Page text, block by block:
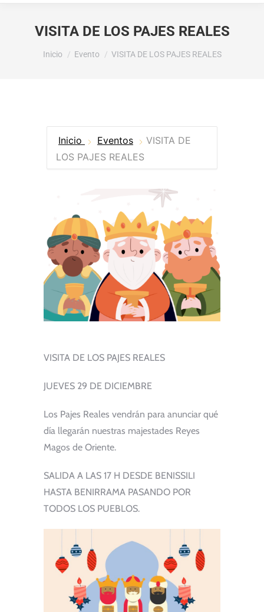
VISITA DE LOS PAJES REALES
Estás aquí:
Inicio Evento VISITA DE LOS PAJES REALES
Inicio Eventos
VISITA DE
LOS PAJES REALES
VISITA DE LOS PAJES REALES
JUEVES 29 DE DICIEMBRE
Los Pajes Reales vendrán para anunciar qué
día llegarán nuestras majestades Reyes
Magos de Oriente.
SALIDA A LAS 17 H DESDE BENISSILI
HASTA BENIRRAMA PASANDO POR
TODOS LOS PUEBLOS.